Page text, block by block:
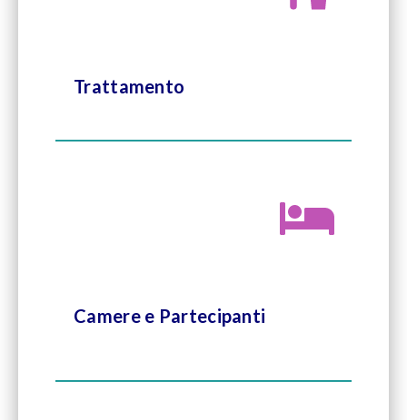
Trattamento
Camere e Partecipanti